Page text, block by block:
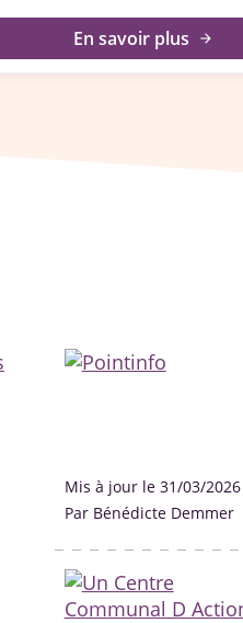
En savoir plus arrow_forward
Mis à jour le 31/03/2026
Par Bénédicte Demmer